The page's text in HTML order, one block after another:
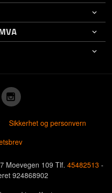
Sikkerhet og personvern
Moevegen 109 Tlf. 45482513 -
924868902